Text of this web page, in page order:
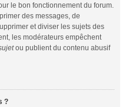
le bon fonctionnement du forum.
des messages, de
et diviser les sujets des
les modérateurs empêchent
ou publient du contenu abusif
?